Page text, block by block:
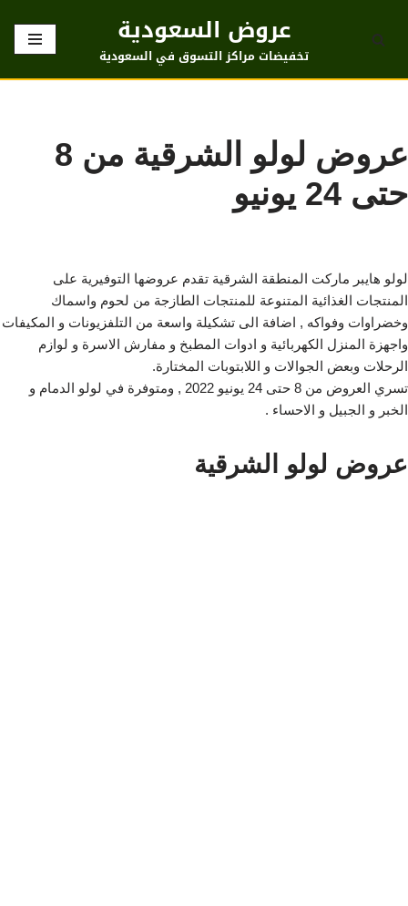
تخطى
عروض السعودية
تخفيضات مراكز التسوق في السعودية
عروض لولو الشرقية من 8
حتى 24 يونيو
لولو هايبر ماركت المنطقة الشرقية تقدم عروضها التوفيرية على
المنتجات الغذائية المتنوعة للمنتجات الطازجة من لحوم واسماك
وخضراوات وفواكه , اضافة الى تشكيلة واسعة من التلفزيونات و المكيفات
واجهزة المنزل الكهربائية و ادوات المطبخ و مفارش الاسرة و لوازم
الرحلات وبعض الجوالات و اللابتوبات المختارة.
تسري العروض من 8 حتى 24 يونيو 2022 , ومتوفرة في لولو الدمام و
الخبر و الجبيل و الاحساء .
عروض لولو الشرقية